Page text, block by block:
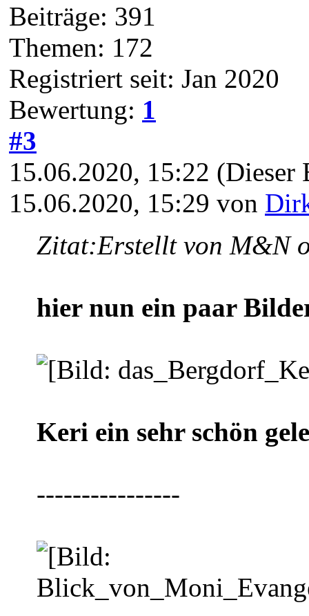
Beiträge: 391
Themen: 172
Registriert seit: Jan 2020
Bewertung: 1
#3
15.06.2020, 15:22 (Dieser
15.06.2020, 15:29 von
Zitat:Erstellt von M&N
hier nun ein paar
Keri ein sehr schön
----------------